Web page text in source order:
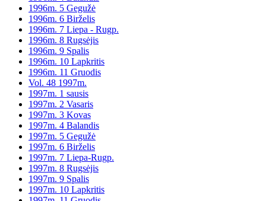
1996m. 5 Gegužė
1996m. 6 Birželis
1996m. 7 Liepa - Rugp.
1996m. 8 Rugsėjis
1996m. 9 Spalis
1996m. 10 Lapkritis
1996m. 11 Gruodis
Vol. 48 1997m.
1997m. 1 sausis
1997m. 2 Vasaris
1997m. 3 Kovas
1997m. 4 Balandis
1997m. 5 Gegužė
1997m. 6 Birželis
1997m. 7 Liepa-Rugp.
1997m. 8 Rugsėjis
1997m. 9 Spalis
1997m. 10 Lapkritis